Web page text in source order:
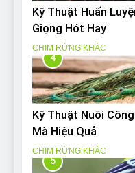
Kỹ Thuật Huấn
Giọng Hót Hay
CHIM RỪNG KHÁC
4
Kỹ Thuật Nuôi
Mà Hiệu Quả
CHIM RỪNG KHÁC
5